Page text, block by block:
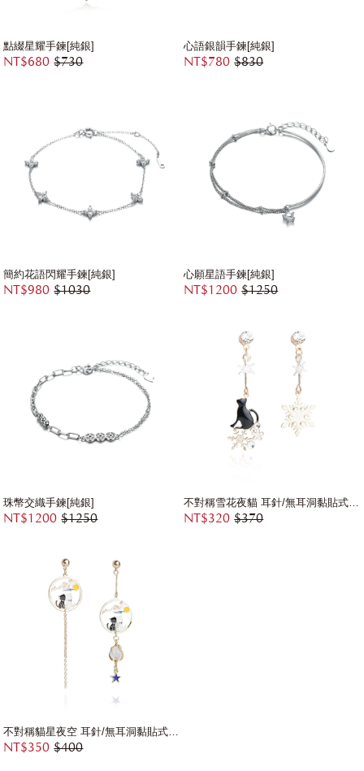
點綴星耀手鍊[純銀]
NT$680 $730
心語銀韻手鍊[純銀]
NT$780 $830
簡約花語閃耀手鍊[純銀]
NT$980 $1030
心願星語手鍊[純銀]
NT$1200 $1250
珠幣交織手鍊[純銀]
NT$1200 $1250
不對稱雪花夜貓 耳針/無耳洞黏貼式耳環
NT$320 $370
NT$350 $400